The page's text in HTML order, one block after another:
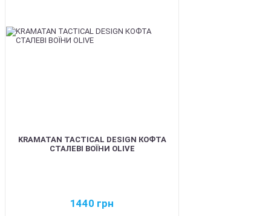
KRAMATAN TACTICAL DESIGN КОФТА
СТАЛЕВІ ВОЇНИ OLIVE
1440 грн